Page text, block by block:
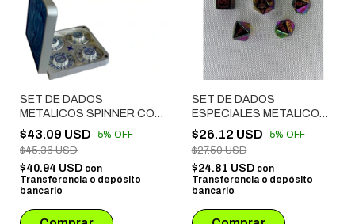
SET DE DADOS
METALICOS SPINNER CON
ESTUCHE SIMIL CUERO #
01 AZUL
$43.09 USD -5% OFF
$45.36 USD
$40.94 USD con
Transferencia o depósito
bancario
SET DE DADOS
ESPECIALES METALICOS
ROL # 49
$26.12 USD -5% OFF
$27.50 USD
$24.81 USD con
Transferencia o depósito
bancario